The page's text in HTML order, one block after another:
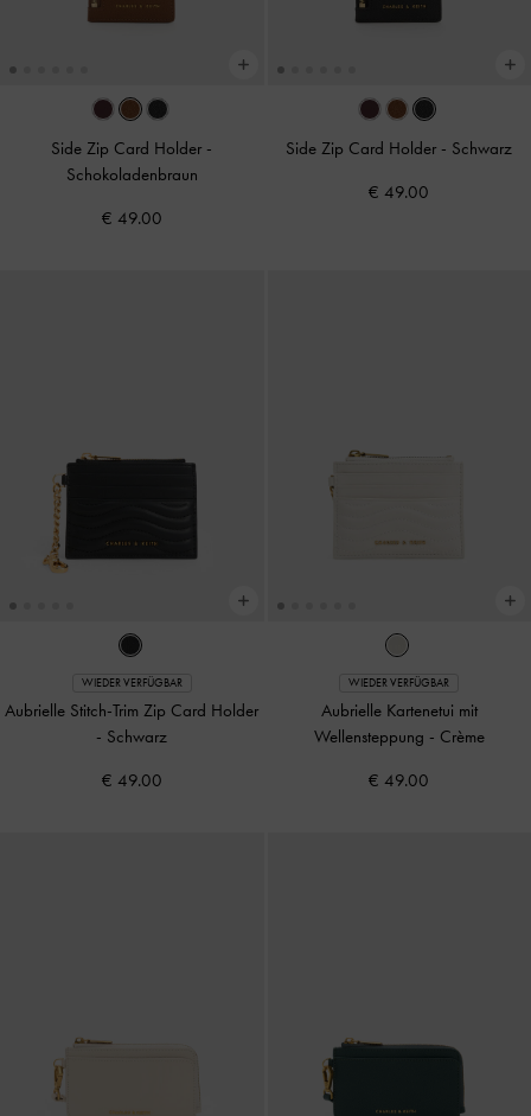
Side Zip Card Holder -
Schokoladenbraun
€ 49.00
Side Zip Card Holder - Schwarz
€ 49.00
WIEDER VERFÜGBAR
Aubrielle Stitch-Trim Zip Card Holder
- Schwarz
€ 49.00
WIEDER VERFÜGBAR
Aubrielle Kartenetui mit
Wellensteppung - Crème
€ 49.00